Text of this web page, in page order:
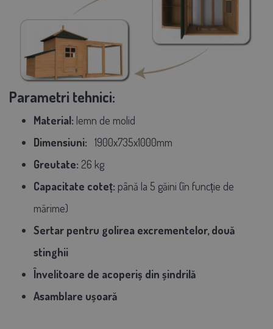
Parametri tehnici:
Material: lemn de molid
Dimensiuni: 1900x735x1000mm
Greutate: 26 kg
Capacitate coteț: până la 5 găini (în funcție de
mărime)
Sertar pentru golirea excrementelor, două
stinghii
Învelitoare de acoperiș din șindrilă
Asamblare ușoară